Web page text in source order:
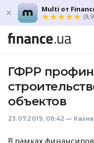
Multi от
ГФРР
объектов
23.07.2019, 06:42 —